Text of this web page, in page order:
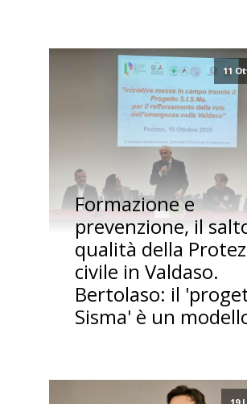
11
Formazione e
prevenzione, il
qualità della
civile in Valdaso.
Bertolaso: il
Sisma' è un